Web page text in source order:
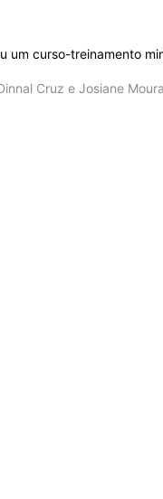
um curso-treinamento
Cruz e Josiane